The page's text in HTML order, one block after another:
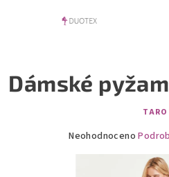
Dámské
TARO
Průměrné
Neohodnoceno